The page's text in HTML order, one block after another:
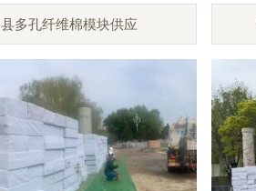
多孔纤维棉模块供应